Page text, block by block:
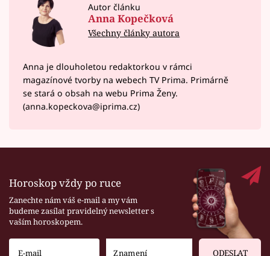
Autor článku
Anna Kopečková
Všechny články autora
Anna je dlouholetou redaktorkou v rámci
magazínové tvorby na webech TV Prima. Primárně
se stará o obsah na webu Prima Ženy.
(anna.kopeckova@iprima.cz)
Horoskop vždy po ruce
Zanechte nám váš e-mail a my vám
budeme zasílat pravidelný newsletter s
vaším horoskopem.
ODESLAT